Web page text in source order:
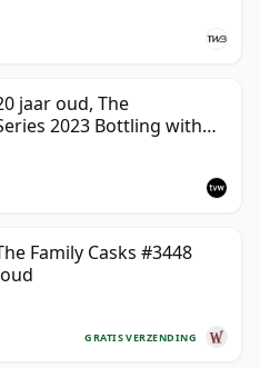
jaar oud, The
2023 Bottling with
#1355
Family Casks #3448
GRATIS VERZENDING